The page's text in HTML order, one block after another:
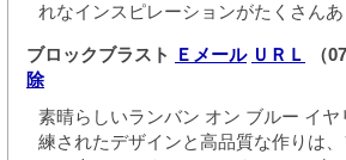
れなインスピレーションがたくさん
ブロックブラスト Ｅメール ＵＲＬ
（
除
素晴らしいランバン オン ブルー イ
練されたデザインと高品質な作りは